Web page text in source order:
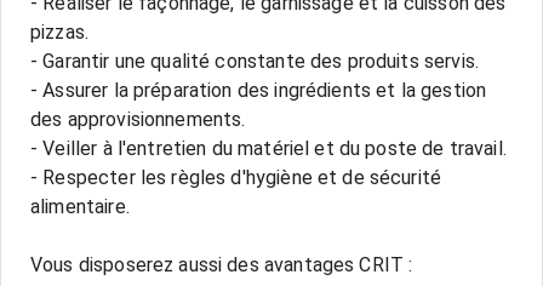
pizzas.
- Garantir une qualité constante des produits servis.
- Assurer la préparation des ingrédients et la gestion
des approvisionnements.
- Veiller à l'entretien du matériel et du poste de travail.
- Respecter les règles d'hygiène et de sécurité
alimentaire.
Vous disposerez aussi des avantages CRIT :